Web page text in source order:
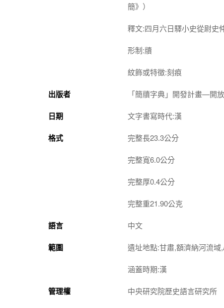
簡》）
釋文:四月六日驛小史從尉史
形制:牘
紋飾或特徵:刻痕
出版者 「簡牘字典」開發計畫—開
日期 文字書寫時代:漢
格式 完整長23.3公分
完整寬6.0公分
完整厚0.4公分
完整重21.90公克
語言 中文
範圍 遺址地點:甘肅,額濟納河流域
涵蓋時期:漢
管理權 中央研究院歷史語言研究所